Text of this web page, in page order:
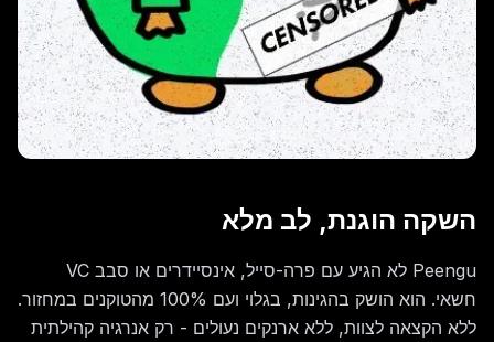
השקה הוגנת, לב מלא
Peengu לא הגיע עם פרה-סייל, אינסיידרים או סבב VC
חשאי. הוא הושק בהגינות, בגלוי ועם 100% מהטוקנים במחזור.
ללא הקצאה לצוות, ללא ארנקים נעולים - רק אנרגיה קהילתית